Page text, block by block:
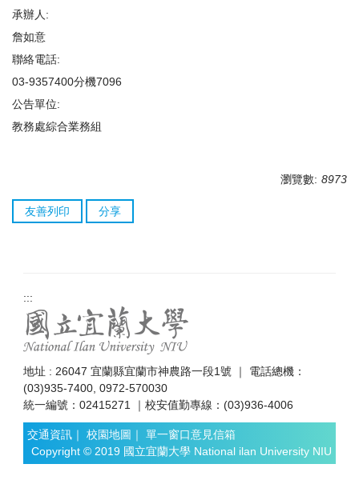
承辦人:
詹如意
聯絡電話:
03-9357400分機7096
公告單位:
教務處綜合業務組
瀏覽數: 8973
友善列印 分享
:::
地址 : 26047 宜蘭縣宜蘭市神農路一段1號 ｜ 電話總機：
(03)935-7400, 0972-570030
統一編號：02415271 ｜校安值勤專線：(03)936-4006
交通資訊 ｜ 校園地圖 ｜ 單一窗口意見信箱
Copyright © 2019 國立宜蘭大學 National ilan University NIU